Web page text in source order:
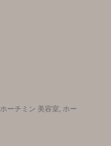
ホーチミン 美容室, ホー